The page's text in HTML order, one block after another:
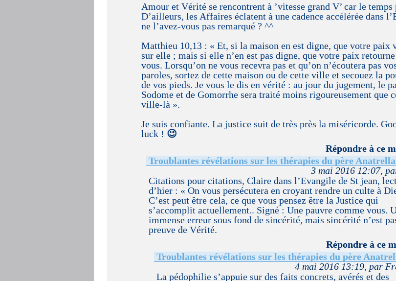
Amour et Vérité se rencontrent à ’vitesse grand V’ car le temps
D’ailleurs, les Affaires éclatent à une cadence accélérée dans
ne l’avez-vous pas remarqué ? ^^
Matthieu 10,13 : « Et, si la maison en est digne, que votre paix
sur elle ; mais si elle n’en est pas digne, que votre paix retourne
vous. Lorsqu’on ne vous recevra pas et qu’on n’écoutera pas
paroles, sortez de cette maison ou de cette ville et secouez la
de vos pieds. Je vous le dis en vérité : au jour du jugement, le
Sodome et de Gomorrhe sera traité moins rigoureusement que
ville-là ».
Je suis confiante. La justice suit de très près la miséricorde.
luck ! 😉
Répondre à ce
Troublantes révélations sur les thérapies du père Anatrella
3 mai 2016 12:07,
Citations pour citations, Claire dans l’Evangile de St jean,
d’hier : « On vous persécutera en croyant rendre un culte à
C’est peut être cela, ce que vous pensez être la Justice qui
s’accomplit actuellement.. Signé : Une pauvre comme vous.
immense erreur sous fond de sincérité, mais sincérité n’est
preuve de Vérité.
Répondre à ce
Troublantes révélations sur les thérapies du père
4 mai 2016 13:19, par
La pédophilie s’appuie sur des faits concrets, avérés et des